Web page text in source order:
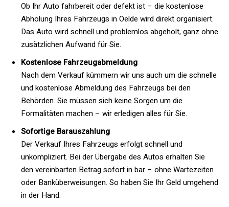
Ob Ihr Auto fahrbereit oder defekt ist – die kostenlose
Abholung Ihres Fahrzeugs in Oelde wird direkt organisiert.
Das Auto wird schnell und problemlos abgeholt, ganz ohne
zusätzlichen Aufwand für Sie.
Kostenlose Fahrzeugabmeldung
Nach dem Verkauf kümmern wir uns auch um die schnelle
und kostenlose Abmeldung des Fahrzeugs bei den
Behörden. Sie müssen sich keine Sorgen um die
Formalitäten machen – wir erledigen alles für Sie.
Sofortige Barauszahlung
Der Verkauf Ihres Fahrzeugs erfolgt schnell und
unkompliziert. Bei der Übergabe des Autos erhalten Sie
den vereinbarten Betrag sofort in bar – ohne Wartezeiten
oder Banküberweisungen. So haben Sie Ihr Geld umgehend
in der Hand.